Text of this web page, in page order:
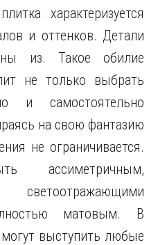
характеризуется
и оттенков. Детали
из. Такое обилие
не только выбрать
и самостоятельно
на свою фантазию
не ограничивается.
ассиметричным,
матовым. В
выступить любые